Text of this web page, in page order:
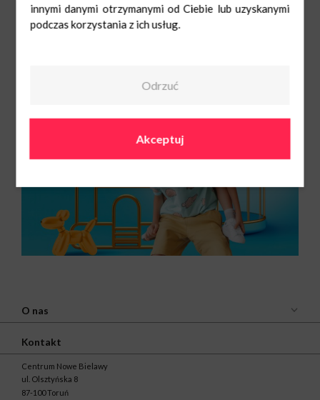
WSTĘP BEZPŁATNY!
O nas
Kontakt
Centrum Nowe Bielawy
ul. Olsztyńska 8
87-100 Toruń
innymi danymi otrzymanymi od Ciebie lub uzyskanymi
podczas korzystania z ich usług.
Odrzuć
Akceptuj